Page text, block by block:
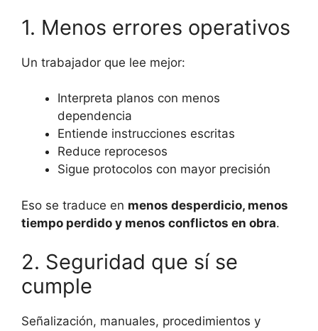
1. Menos errores operativos
Un trabajador que lee mejor:
Interpreta planos con menos
dependencia
Entiende instrucciones escritas
Reduce reprocesos
Sigue protocolos con mayor precisión
Eso se traduce en menos desperdicio, menos
tiempo perdido y menos conflictos en obra.
2. Seguridad que sí se
cumple
Señalización, manuales, procedimientos y